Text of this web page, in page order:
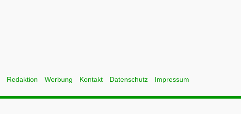
Redaktion Werbung Kontakt Datenschutz Impressum